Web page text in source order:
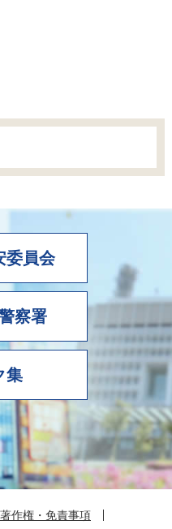
委員会
察署
集
作権・免責事項